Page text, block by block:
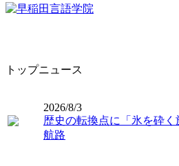
トップニュース
2026/8/3
歴史の転換点に「氷を砕
航路